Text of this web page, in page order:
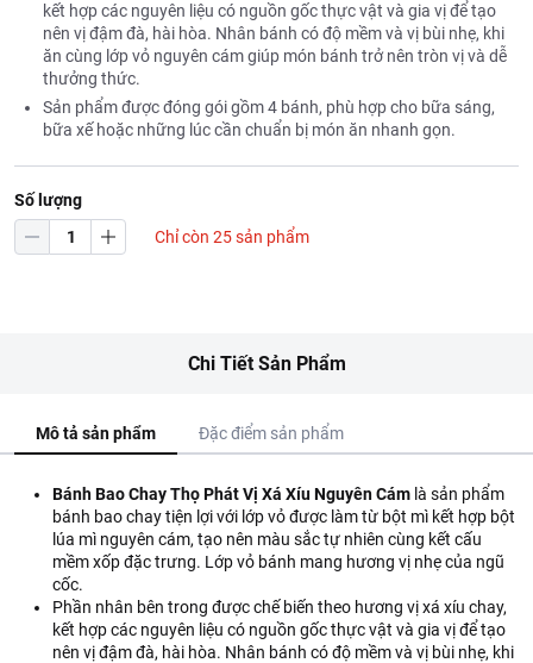
kết hợp các nguyên liệu có nguồn gốc thực vật và gia vị để tạo
nên vị đậm đà, hài hòa. Nhân bánh có độ mềm và vị bùi nhẹ, khi
ăn cùng lớp vỏ nguyên cám giúp món bánh trở nên tròn vị và dễ
thưởng thức.
Sản phẩm được đóng gói gồm 4 bánh, phù hợp cho bữa sáng,
bữa xế hoặc những lúc cần chuẩn bị món ăn nhanh gọn.
Số lượng
Chỉ còn 25 sản phẩm
Chi Tiết Sản Phẩm
Mô tả sản phẩm Đặc điểm sản phẩm
Bánh Bao Chay Thọ Phát Vị Xá Xíu Nguyên Cám là sản phẩm
bánh bao chay tiện lợi với lớp vỏ được làm từ bột mì kết hợp bột
lúa mì nguyên cám, tạo nên màu sắc tự nhiên cùng kết cấu
mềm xốp đặc trưng. Lớp vỏ bánh mang hương vị nhẹ của ngũ
cốc.
Phần nhân bên trong được chế biến theo hương vị xá xíu chay,
kết hợp các nguyên liệu có nguồn gốc thực vật và gia vị để tạo
nên vị đậm đà, hài hòa. Nhân bánh có độ mềm và vị bùi nhẹ, khi